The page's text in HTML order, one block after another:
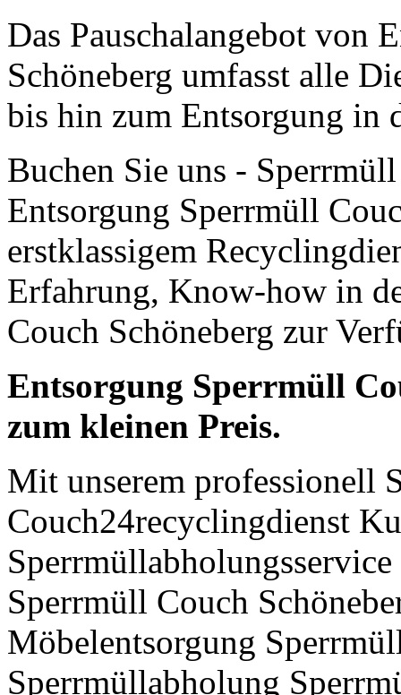
Das Pauschalangebot von
Schöneberg umfasst alle
bis hin zum Entsorgung in
Buchen Sie uns -
Entsorgung Sperrmüll
erstklassigem
Erfahrung, Know-how in
Couch Schöneberg zur
Entsorgung Sperrmüll
zum kleinen Preis.
Mit unserem professionell
Couch24recyclingdienst
Sperrmüll Couch
Möbelentsorgung
Sperrmüllabholung